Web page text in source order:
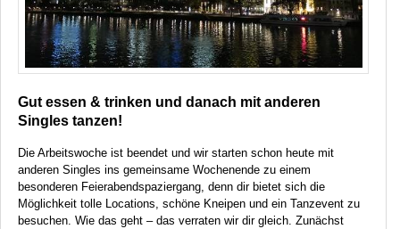
Gut essen & trinken und danach mit anderen
Singles tanzen!
Die Arbeitswoche ist beendet und wir starten schon heute mit
anderen Singles ins gemeinsame Wochenende zu einem
besonderen Feierabendspaziergang, denn dir bietet sich die
Möglichkeit tolle Locations, schöne Kneipen und ein Tanzevent zu
besuchen. Wie das geht – das verraten wir dir gleich. Zunächst